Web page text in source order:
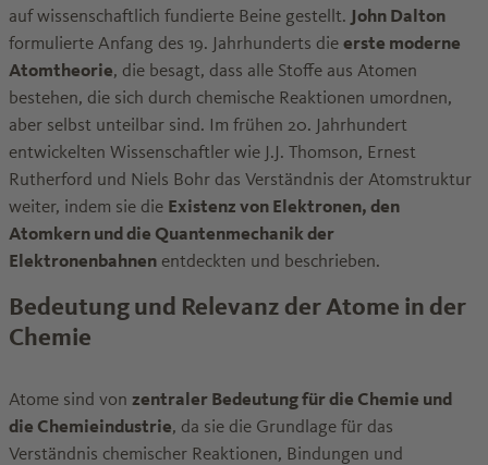
auf wissenschaftlich fundierte Beine gestellt. John Dalton
formulierte Anfang des 19. Jahrhunderts die erste moderne
Atomtheorie, die besagt, dass alle Stoffe aus Atomen
bestehen, die sich durch chemische Reaktionen umordnen,
aber selbst unteilbar sind. Im frühen 20. Jahrhundert
entwickelten Wissenschaftler wie J.J. Thomson, Ernest
Rutherford und Niels Bohr das Verständnis der Atomstruktur
weiter, indem sie die Existenz von Elektronen, den
Atomkern und die Quantenmechanik der
Elektronenbahnen entdeckten und beschrieben.
Bedeutung und Relevanz der Atome in der
Chemie
Atome sind von zentraler Bedeutung für die Chemie und
die Chemieindustrie, da sie die Grundlage für das
Verständnis chemischer Reaktionen, Bindungen und